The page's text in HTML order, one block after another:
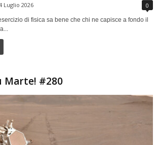
Luglio 2026 0
di fisica sa bene che chi ne capisce a fondo il
Marte! #280